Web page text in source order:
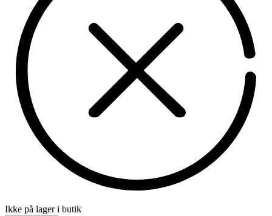
Ikke på lager i butik